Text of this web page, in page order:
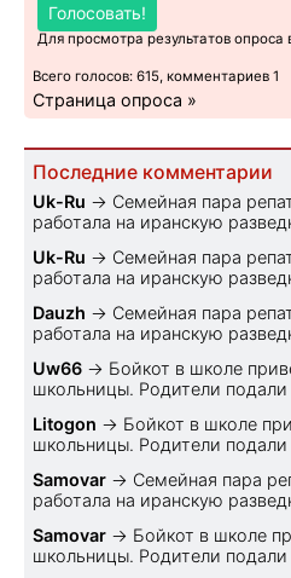
Голосовать!
Для просмотра результатов
Всего голосов: 615, комментариев 1
Страница опроса »
Последние комментарии
Uk-Ru → Семейная пара
работала на иранскую
Uk-Ru → Семейная пара
работала на иранскую
Dauzh → Семейная пара
работала на иранскую
Uw66 → Бойкот в школе
школьницы. Родители
Litogon → Бойкот в школе
школьницы. Родители
Samovar → Семейная пара
работала на иранскую
Samovar → Бойкот в школе
школьницы. Родители